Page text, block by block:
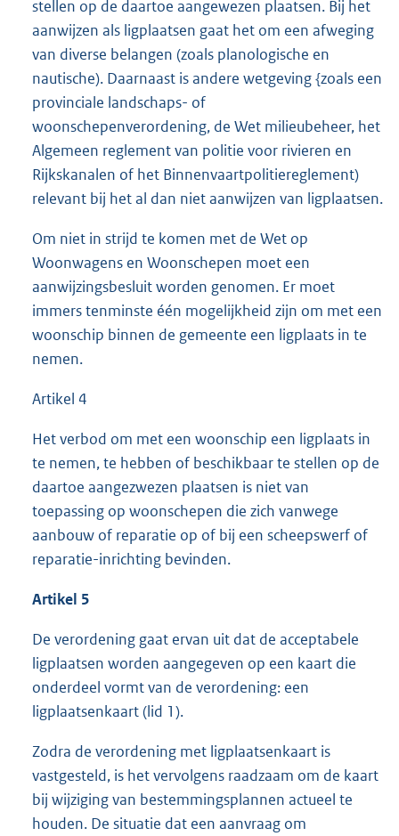
stellen op de daartoe aangewezen plaatsen. Bij het
aanwijzen als ligplaatsen gaat het om een afweging
van diverse belangen (zoals planologische en
nautische). Daarnaast is andere wetgeving {zoals een
provinciale landschaps- of
woonschepenverordening, de Wet milieubeheer, het
Algemeen reglement van politie voor rivieren en
Rijkskanalen of het Binnenvaartpolitiereglement)
relevant bij het al dan niet aanwijzen van ligplaatsen.
Om niet in strijd te komen met de Wet op
Woonwagens en Woonschepen moet een
aanwijzingsbesluit worden genomen. Er moet
immers tenminste één mogelijkheid zijn om met een
woonschip binnen de gemeente een ligplaats in te
nemen.
Artikel 4
Het verbod om met een woonschip een ligplaats in
te nemen, te hebben of beschikbaar te stellen op de
daartoe aangezwezen plaatsen is niet van
toepassing op woonschepen die zich vanwege
aanbouw of reparatie op of bij een scheepswerf of
reparatie-inrichting bevinden.
Artikel 5
De verordening gaat ervan uit dat de acceptabele
ligplaatsen worden aangegeven op een kaart die
onderdeel vormt van de verordening: een
ligplaatsenkaart (lid 1).
Zodra de verordening met ligplaatsenkaart is
vastgesteld, is het vervolgens raadzaam om de kaart
bij wijziging van bestemmingsplannen actueel te
houden. De situatie dat een aanvraag om